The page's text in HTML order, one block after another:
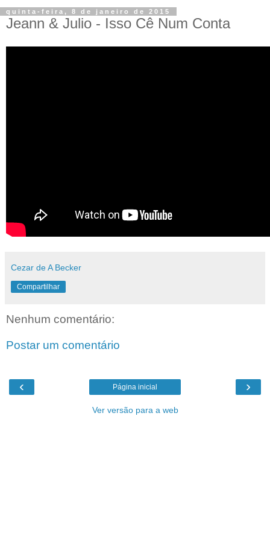
quinta-feira, 8 de janeiro de 2015
Jeann & Julio - Isso Cê Num Conta
Cezar de A Becker
Compartilhar
Nenhum comentário:
Postar um comentário
‹ ›
Página inicial
Ver versão para a web